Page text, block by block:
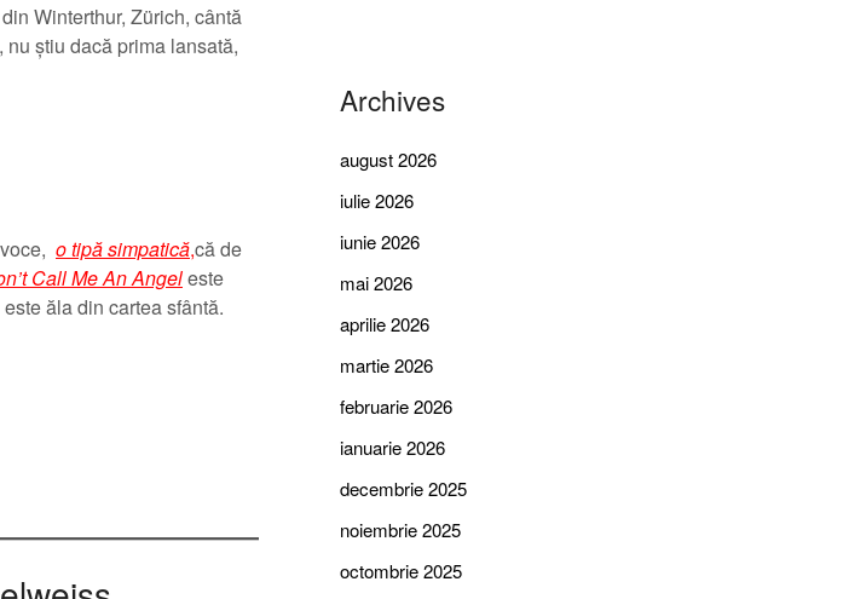
Winterthur, Zürich, cântă
nu știu dacă prima lansată,
o tipă simpatică,că de
Call Me An Angeleste
ăla din cartea sfântă.
Archives
august 2026
iulie 2026
iunie 2026
mai 2026
aprilie 2026
martie 2026
februarie 2026
ianuarie 2026
decembrie 2025
noiembrie 2025
octombrie 2025